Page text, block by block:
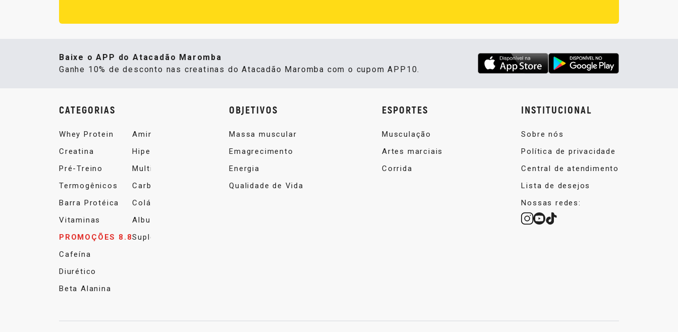
Baixe o APP do Atacadão Maromba
Ganhe 10% de desconto nas creatinas do Atacadão Maromba com o cupom APP10.
CATEGORIAS
Whey Protein
Creatina
Pré-Treino
Termogênicos
Barra Protéica
Vitaminas
PROMOÇÕES 8.8
Cafeína
Diurético
Beta Alanina
Aminoácidos
Hipercalórico
Multivitamínico
Carboidrato
Colágeno
Albumina
Suplemento Alimentar
OBJETIVOS
Massa muscular
Emagrecimento
Energia
Qualidade de Vida
ESPORTES
Musculação
Artes marciais
Corrida
INSTITUCIONAL
Sobre nós
Política de privacidade
Central de atendimento
Lista de desejos
Nossas redes: